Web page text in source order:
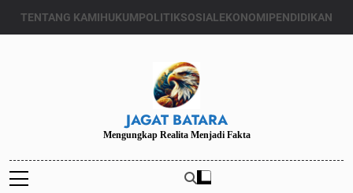
TENTANG KAMIHUKUMPOLITIKSOSIALEKONOMIPENDIDIKAN
JAGAT BATARA
Mengungkap Realita Menjadi Fakta